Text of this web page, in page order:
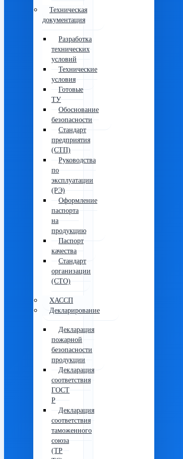
Техническая
документация
Разработка
технических
условий
Технические
условия
Готовые
ТУ
Обоснование
безопасности
Стандарт
предприятия
(СТП)
Руководства
по
эксплуатации
(РЭ)
Оформление
паспорта
на
продукцию
Паспорт
качества
Стандарт
организации
(СТО)
ХАССП
Декларирование
Декларация
пожарной
безопасности
продукции
Декларация
соответствия
ГОСТ
Р
Декларация
соответствия
таможенного
союза
(ТР